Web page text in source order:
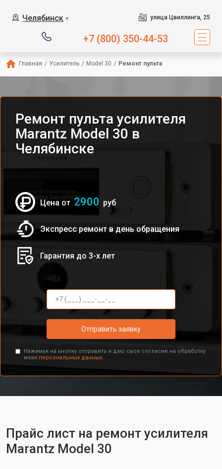
Челябинск ▼ улица Цвиллинга, 25
+7 (800) 350-44-53
Главная / Усилитель / Model 30 / Ремонт пульта
Ремонт пульта усилителя
Marantz Model 30 в
Челябинске
Цена от 2900 руб
Экспресс ремонт в день обращения
Гарантия до 3-х лет
Отправить заявку
Нажимая на кнопку отправить я даю свое согласие на обработку
моих персональных данных.
Прайс лист на ремонт усилителя
Marantz Model 30